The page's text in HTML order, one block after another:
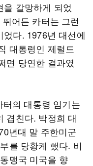
갈망하게 되었
어든 카터는 그런
다. 1976년 대선에
대통령인 제럴드
면 당연한 결과였
의 대통령 임기는
겹친다. 박정희 대
년대 말 주한미군
를 당황케 했다. 비
맹국 미국을 향